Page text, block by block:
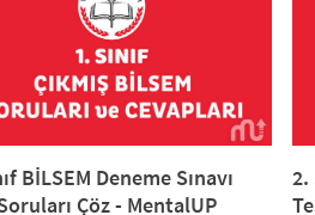
BİLSEM Deneme Sınavı
Çöz - MentalUP
2.